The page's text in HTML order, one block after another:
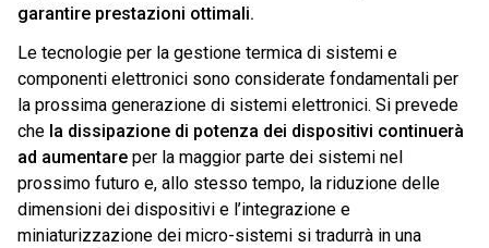
garantire prestazioni ottimali.
Le tecnologie per la gestione termica di sistemi e
componenti elettronici sono considerate fondamentali per
la prossima generazione di sistemi elettronici. Si prevede
che la dissipazione di potenza dei dispositivi continuerà
ad aumentare per la maggior parte dei sistemi nel
prossimo futuro e, allo stesso tempo, la riduzione delle
dimensioni dei dispositivi e l’integrazione e
miniaturizzazione dei micro-sistemi si tradurrà in una